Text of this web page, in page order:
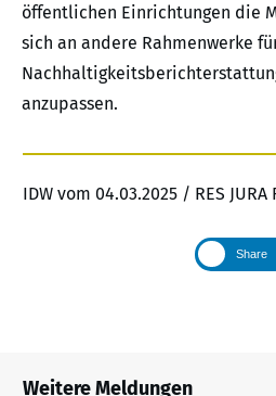
öffentlichen Einrichtungen die
sich an andere Rahmenwerke
anzupassen.
IDW vom 04.03.2025 / RES
Share
Weitere Meldungen